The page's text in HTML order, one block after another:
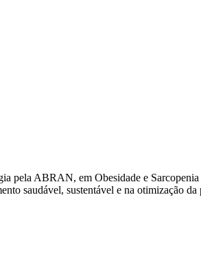
pela ABRAN, em Obesidade e
saudável, sustentável e na otimização